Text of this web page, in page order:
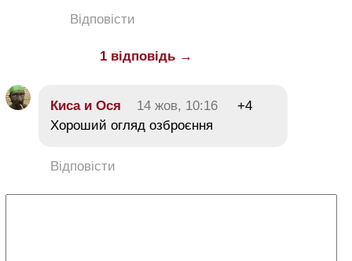
Відповісти
1 відповідь →
Киса и Ося 14 жов, 10:16
+4
Хороший огляд озброєння
Відповісти